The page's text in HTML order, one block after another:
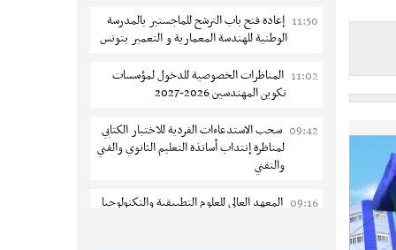
11:50 إعادة فتح باب الترشح للماجستير بالمدرسة
الوطنية للهندسة المعمارية و التعمير بتونس
11:02 المناظرات الخصوصية للدخول لمؤسسات
تكوين المهندسين 2026-2027
09:42 سحب الاستدعاءات الفردية للاختبار الكتابي
لمناظرة إنتداب أساتذة التعليم الثانوي والفني
والتقني
09:16 المعهد العالي للعلوم التطبيقية والتكنولوجيا